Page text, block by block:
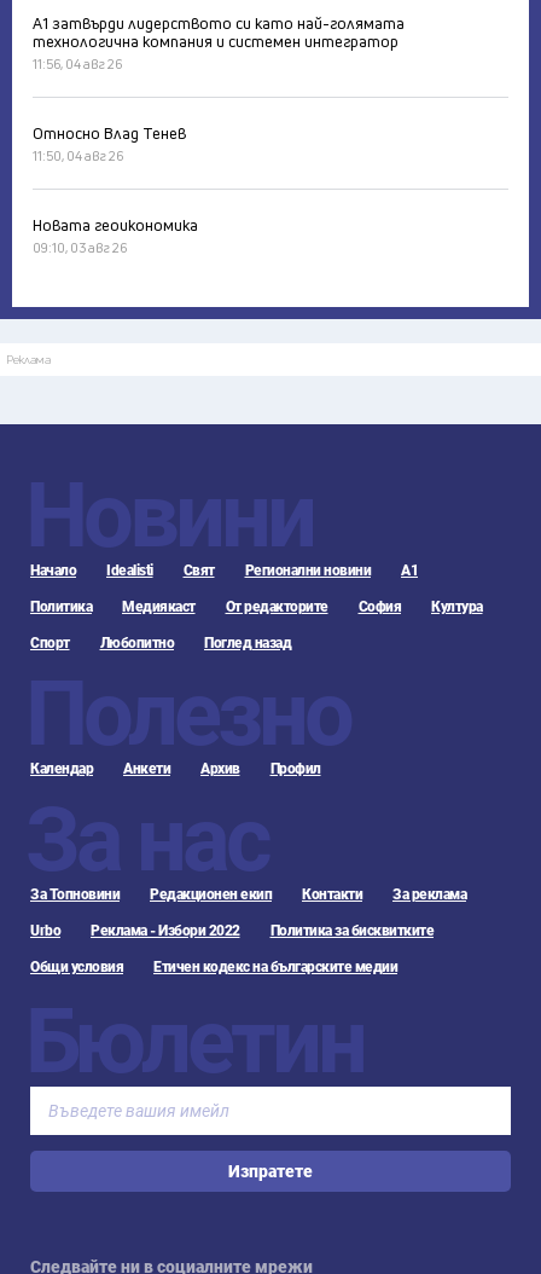
А1 затвърди лидерството си като най-голямата
технологична компания и системен интегратор
11:56, 04 авг 26
Относно Влад Тенев
11:50, 04 авг 26
Новата геоикономика
09:10, 03 авг 26
Реклама
Новини
Начало Idealisti Свят Регионални новини А1
Политика Медиякаст От редакторите София Култура
Спорт Любопитно Поглед назад
Полезно
Календар Анкети Архив Профил
За нас
За Топновини Редакционен екип Контакти За реклама
Urbo Реклама - Избори 2022 Политика за бисквитките
Общи условия Етичен кодекс на българските медии
Бюлетин
Изпратете
Следвайте ни в социалните мрежи